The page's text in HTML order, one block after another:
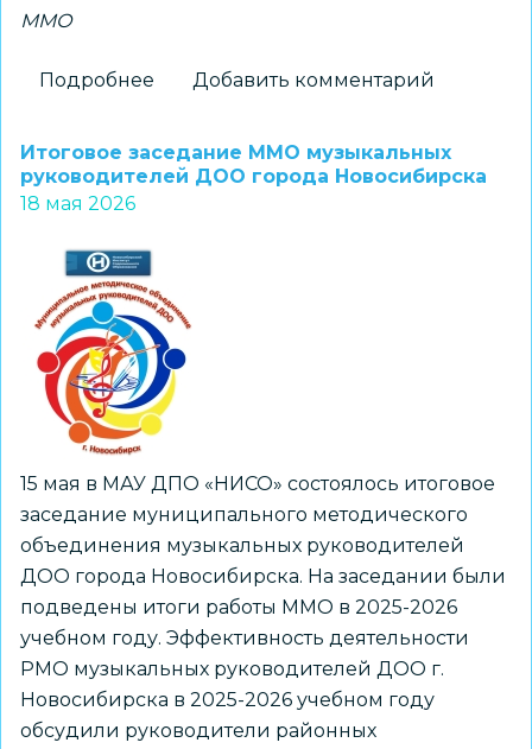
ММО
Подробнее
в
теории
к
практике
логопедии
Добавить комментарий
Итоговое заседание ММО музыкальных
руководителей ДОО города Новосибирска
18 мая 2026
15 мая в МАУ ДПО «НИСО» состоялось итоговое
заседание муниципального методического
объединения музыкальных руководителей
ДОО города Новосибирска. На заседании были
подведены итоги работы ММО в 2025-2026
учебном году. Эффективность деятельности
РМО музыкальных руководителей ДОО г.
Новосибирска в 2025-2026 учебном году
обсудили руководители районных